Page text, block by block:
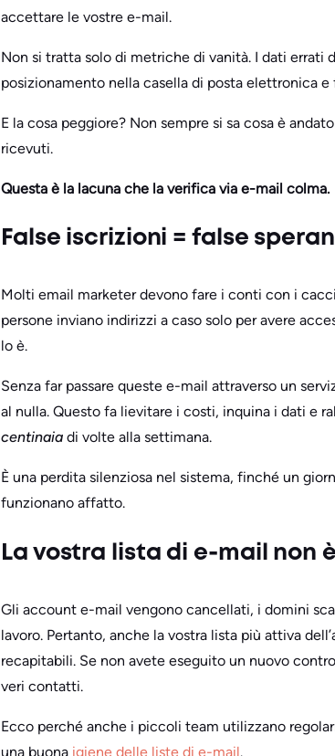
accettare le vostre e-mail.
Non si tratta solo di metriche di vanità. I dati
posizionamento nella casella di posta elettronica
E la cosa peggiore? Non sempre si sa cosa è
ricevuti.
Questa è la lacuna che la verifica via e-mail colma.
False iscrizioni = false
Molti email marketer devono fare i conti con i
persone inviano indirizzi a caso solo per avere
lo è.
Senza far passare queste e-mail attraverso un
al nulla. Questo fa lievitare i costi, inquina i dati e
centinaia di volte alla settimana.
È una perdita silenziosa nel sistema, finché un
funzionano affatto.
La vostra lista di e-mail non
Gli account e-mail vengono cancellati, i domini
lavoro. Pertanto, anche la vostra lista più attiva
recapitabili. Se non avete eseguito un nuovo
veri contatti.
Ecco perché anche i piccoli team utilizzano
una buona igiene delle liste di e-mail.